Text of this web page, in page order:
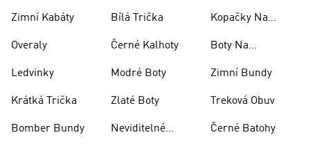
Zimní Kabáty
Overaly
Ledvinky
Krátká Trička
Bomber Bundy
Bílá Trička
Černé Kalhoty
Modré Boty
Zlaté Boty
Neviditelné
Kopačky Na
Boty Na
Zimní Bundy
Treková Obuv
Černé Batohy